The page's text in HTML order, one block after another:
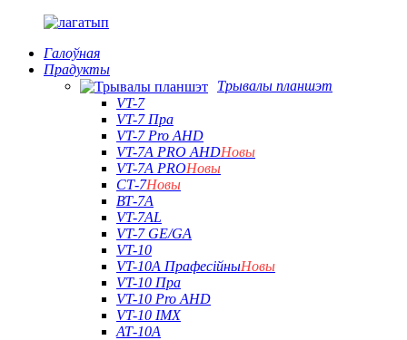
Галоўная
Прадукты
Трывалы планшэт
VT-7
VT-7 Пра
VT-7 Pro AHD
VT-7A PRO AHDНовы
VT-7A PROНовы
СТ-7Новы
ВТ-7А
VT-7AL
VT-7 GE/GA
VT-10
VT-10A ПрафесійныНовы
VT-10 Пра
VT-10 Pro AHD
VT-10 IMX
АТ-10А